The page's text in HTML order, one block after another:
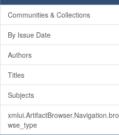
Communities & Collections
By Issue Date
Authors
Titles
Subjects
xmlui.ArtifactBrowser.Navigation.bro
wse_type